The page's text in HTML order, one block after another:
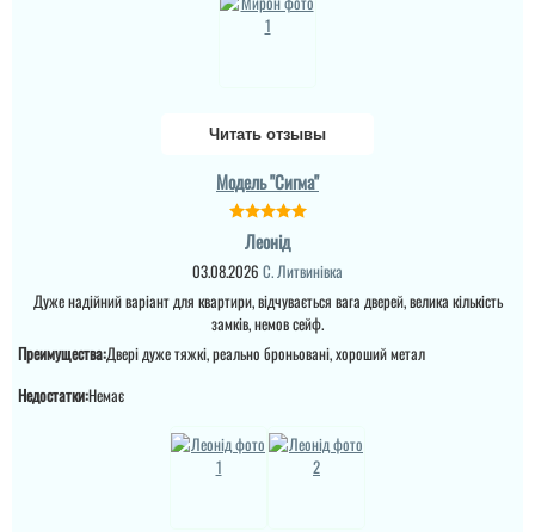
Читать отзывы
Модель "Сигма"
Леонід
03.08.2026 С. Литвинівка
Дуже надійний варіант для квартири, відчувається вага дверей, велика кількість
замків, немов сейф.
Преимущества:Двері дуже тяжкі, реально броньовані, хороший метал
Недостатки:Немає